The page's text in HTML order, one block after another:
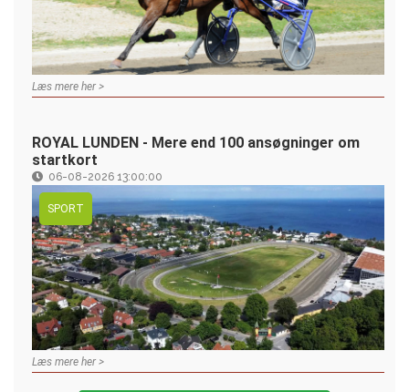
Læs mere her >
ROYAL LUNDEN - Mere end 100 ansøgninger om
startkort
06-08-2026 13:00:00
SPORT
Læs mere her >